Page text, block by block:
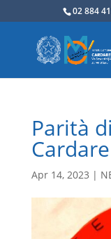
02 884
Parità
Apr 14, 2023 |